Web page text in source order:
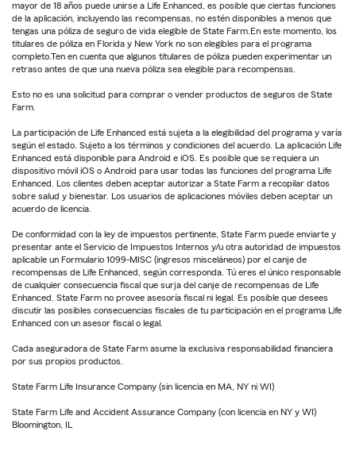
mayor de 18 años puede unirse a Life Enhanced, es posible que ciertas funciones
de la aplicación, incluyendo las recompensas, no estén disponibles a menos que
tengas una póliza de seguro de vida elegible de State Farm.En este momento, los
titulares de póliza en Florida y New York no son elegibles para el programa
completo.Ten en cuenta que algunos titulares de póliza pueden experimentar un
retraso antes de que una nueva póliza sea elegible para recompensas.
Esto no es una solicitud para comprar o vender productos de seguros de State
Farm.
La participación de Life Enhanced está sujeta a la elegibilidad del programa y varía
según el estado. Sujeto a los términos y condiciones del acuerdo. La aplicación Life
Enhanced está disponible para Android e iOS. Es posible que se requiera un
dispositivo móvil iOS o Android para usar todas las funciones del programa Life
Enhanced. Los clientes deben aceptar autorizar a State Farm a recopilar datos
sobre salud y bienestar. Los usuarios de aplicaciones móviles deben aceptar un
acuerdo de licencia.
De conformidad con la ley de impuestos pertinente, State Farm puede enviarte y
presentar ante el Servicio de Impuestos Internos y/u otra autoridad de impuestos
aplicable un Formulario 1099-MISC (ingresos misceláneos) por el canje de
recompensas de Life Enhanced, según corresponda. Tú eres el único responsable
de cualquier consecuencia fiscal que surja del canje de recompensas de Life
Enhanced. State Farm no provee asesoría fiscal ni legal. Es posible que desees
discutir las posibles consecuencias fiscales de tu participación en el programa Life
Enhanced con un asesor fiscal o legal.
Cada aseguradora de State Farm asume la exclusiva responsabilidad financiera
por sus propios productos.
State Farm Life Insurance Company (sin licencia en MA, NY ni WI)
State Farm Life and Accident Assurance Company (con licencia en NY y WI)
Bloomington, IL